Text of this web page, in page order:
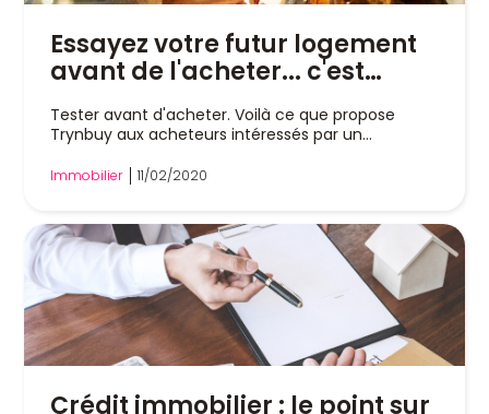
Essayez votre futur logement
avant de l'acheter... c'est
possible !
Tester avant d'acheter. Voilà ce que propose
Trynbuy aux acheteurs intéressés par un
Immobilier 11/02/2020
Crédit immobilier : le point sur